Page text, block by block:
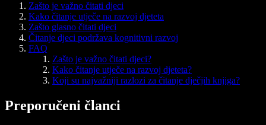
Zašto je važno čitati djeci
Kako čitanje utječe na razvoj djeteta
Zašto glasno čitati djeci
Čitanje djeci podržava kognitivni razvoj
FAQ
Zašto je važno čitati djeci?
Kako čitanje utječe na razvoj djeteta?
Koji su najvažniji razlozi za čitanje dječjih knjiga?
Preporučeni članci